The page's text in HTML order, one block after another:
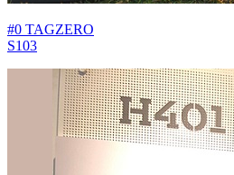
#0 TAGZERO
S103